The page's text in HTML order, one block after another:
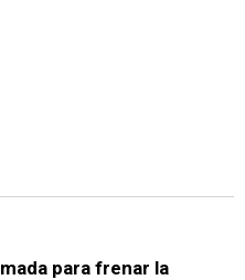
para frenar la